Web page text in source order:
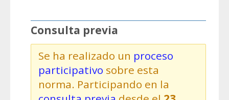
Consulta previa
Se ha realizado un proceso
participativo sobre esta
norma. Participando en la